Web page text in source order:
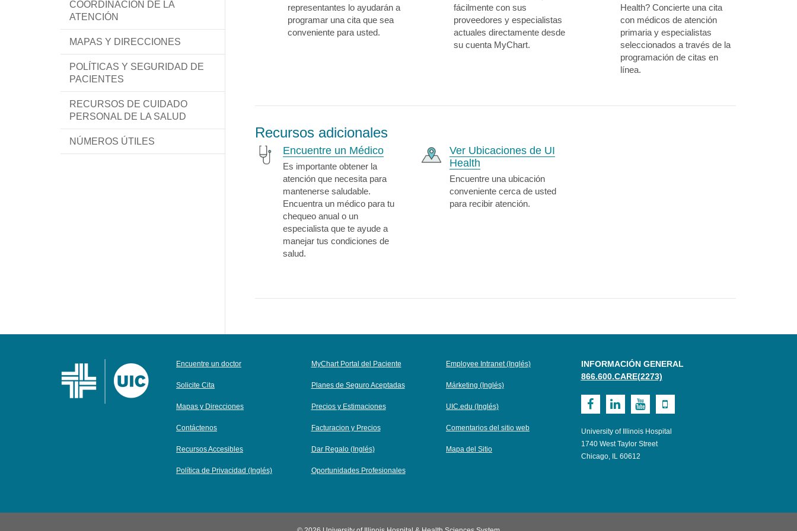
COORDINACIÓN DE LA
ATENCIÓN
MAPAS Y DIRECCIONES
POLÍTICAS Y SEGURIDAD DE
PACIENTES
RECURSOS DE CUIDADO
PERSONAL DE LA SALUD
NÚMEROS ÚTILES
representantes lo ayudarán a
programar una cita que sea
conveniente para usted.
fácilmente con sus
proveedores y especialistas
actuales directamente desde
su cuenta MyChart.
Health? Concierte una cita
con médicos de atención
primaria y especialistas
seleccionados a través de la
programación de citas en
línea.
Recursos adicionales
Encuentre un Médico
Es importante obtener la
atención que necesita para
mantenerse saludable.
Encuentra un médico para tu
chequeo anual o un
especialista que te ayude a
manejar tus condiciones de
salud.
Ver Ubicaciones de UI
Health
Encuentre una ubicación
conveniente cerca de usted
para recibir atención.
Encuentre un doctor
Solicite Cita
Mapas y Direcciones
Contáctenos
Recursos Accesibles
Política de Privacidad (Inglés)
MyChart Portal del Paciente
Planes de Seguro Aceptadas
Precios y Estimaciones
Facturacion y Precios
Dar Regalo (Inglés)
Oportunidades Profesionales
Employee Intranet (Inglés)
Márketing (Inglés)
UIC.edu (Inglés)
Comentarios del sitio web
Mapa del Sitio
INFORMACIÓN GENERAL
866.600.CARE(2273)
Visit
Health
on
Visit
Health
on
Visit
Health
Visit
University of Illinois Hospital
1740 West Taylor Street
Chicago, IL 60612